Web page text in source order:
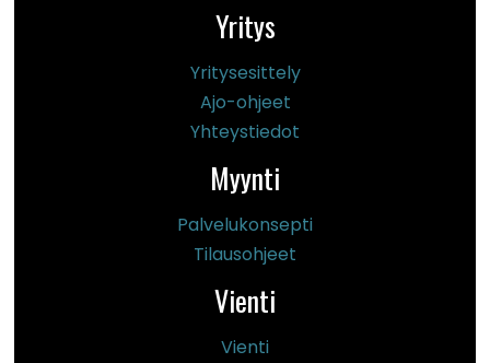
Yritys
Yritysesittely
Ajo-ohjeet
Yhteystiedot
Myynti
Palvelukonsepti
Tilausohjeet
Vienti
Vienti